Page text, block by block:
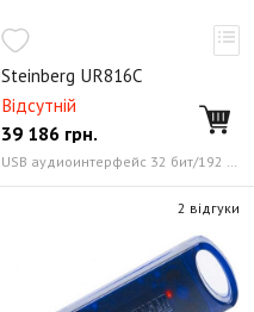
Steinberg UR816C
Відсутній
39 186 грн.
USB аудиоинтерфейс 32 бит/192 кГц
2 відгуки